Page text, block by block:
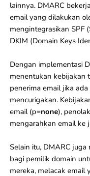
lainnya. DMARC
email yang dilakukan
mengintegrasikan SPF
DKIM (Domain Keys
Dengan implementasi
menentukan kebijakan
penerima email jika
mencurigakan.
email (p=none),
mengarahkan email ke
Selain itu, DMARC
bagi pemilik domain
mereka, melacak